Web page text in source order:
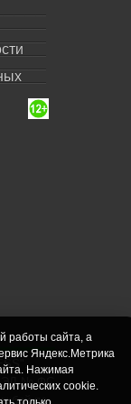
ЭЛ № ФС
по
работы сайта, а
Яндекс.Метрика
Нажимая
cookie.